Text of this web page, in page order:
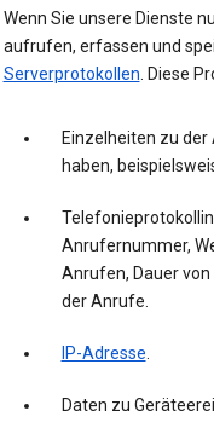
Wenn Sie unsere Dienste
aufrufen, erfassen und
Serverprotokollen. Diese
Einzelheiten zu
haben,
Anrufernummer,
Anrufen, Dauer
der Anrufe.
IP-Adresse.
Daten zu